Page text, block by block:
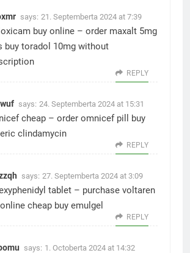
says: 21. Septemberta 2024 at 7:39
buy online – order maxalt 5mg
buy toradol 10mg without
REPLY
says: 24. Septemberta 2024 at 15:31
cheap – order omnicef pill
buy
clindamycin
REPLY
says: 27. Septemberta 2024 at 3:09
tablet – purchase voltaren
cheap buy emulgel
REPLY
says: 1. Octoberta 2024 at 14:32